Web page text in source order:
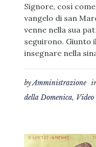
Signore, così
vangelo di san
venne nella sua
seguirono. Giunto
insegnare nella
byAmministrazione
della Domenica, Video